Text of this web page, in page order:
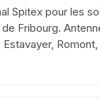
Spitex pour les
Fribourg.
Estavayer,